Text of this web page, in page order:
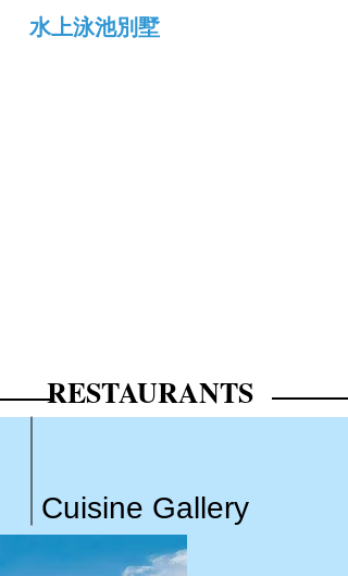
水上泳池別墅
RESTAURANTS
Cuisine Gallery